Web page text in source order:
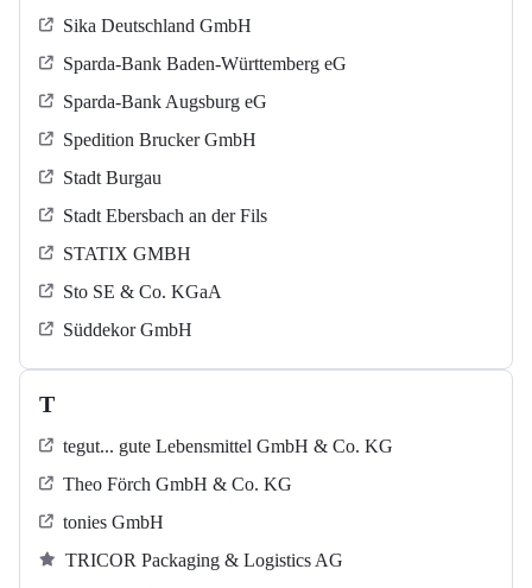
Sika Deutschland GmbH
Sparda-Bank Baden-Württemberg eG
Sparda-Bank Augsburg eG
Spedition Brucker GmbH
Stadt Burgau
Stadt Ebersbach an der Fils
STATIX GMBH
Sto SE & Co. KGaA
Süddekor GmbH
T
tegut... gute Lebensmittel GmbH & Co. KG
Theo Förch GmbH & Co. KG
tonies GmbH
TRICOR Packaging & Logistics AG